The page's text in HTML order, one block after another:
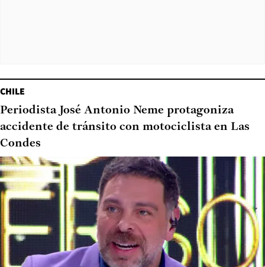
CHILE
Periodista José Antonio Neme protagoniza
accidente de tránsito con motociclista en Las
Condes